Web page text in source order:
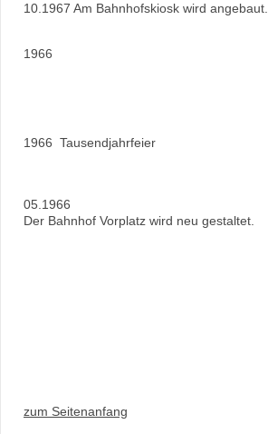
10.1967 Am Bahnhofskiosk wird angebaut.
1966
1966 Tausendjahrfeier
05.1966
Der Bahnhof Vorplatz wird neu gestaltet.
zum Seitenanfang